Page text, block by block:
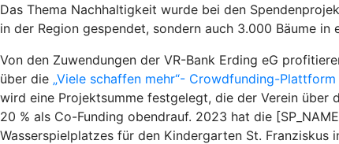
Das Thema Nachhaltigkeit wurde bei den
in der Region gespendet, sondern auch 3.000 Bäume
Von den Zuwendungen der VR-Bank Erding eG
über die „Viele schaffen mehr“- Crowdfunding-Plattform
wird eine Projektsumme festgelegt, die der Verein über
20 % als Co-Funding obendrauf. 2023 hat die
Wasserspielplatzes für den Kindergarten St. Franziskus